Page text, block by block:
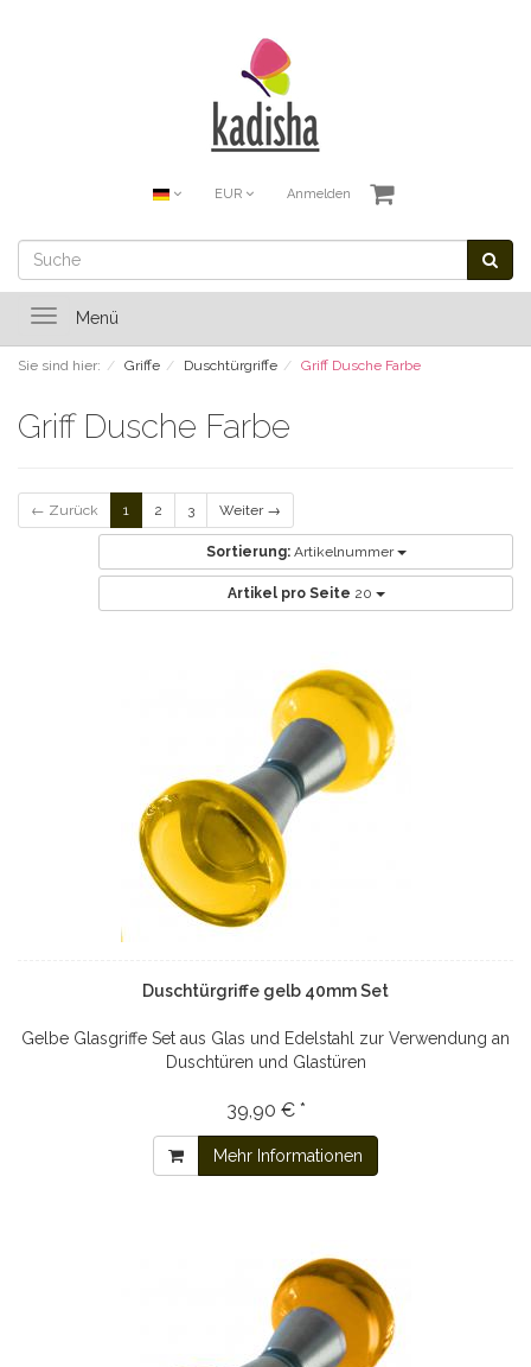
EUR Anmelden
ToggleMenü
Sie sind hier: Griffe Duschtürgriffe Griff Dusche Farbe
Griff Dusche Farbe
← Zurück 1 2 3 Weiter →
Sortierung: Artikelnummer
Artikel pro Seite 20
Duschtürgriffe gelb 40mm Set
Gelbe Glasgriffe Set aus Glas und Edelstahl zur Verwendung an
Duschtüren und Glastüren
39,90 € *
Mehr Informationen